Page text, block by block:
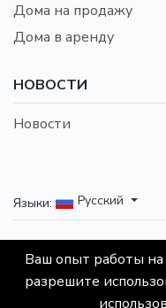
Дома на продажу
Дома в аренду
НОВОСТИ
Новости
Языки: Русский
- Агентство
Ваш опыт работы на
разрешите